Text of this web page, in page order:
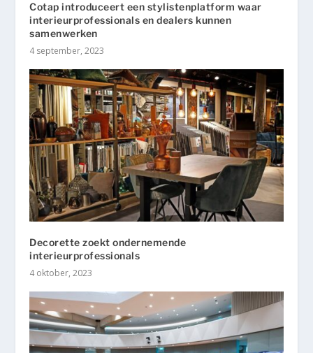
Cotap introduceert een stylistenplatform waar
interieurprofessionals en dealers kunnen
samenwerken
4 september, 2023
Decorette zoekt ondernemende
interieurprofessionals
4 oktober, 2023